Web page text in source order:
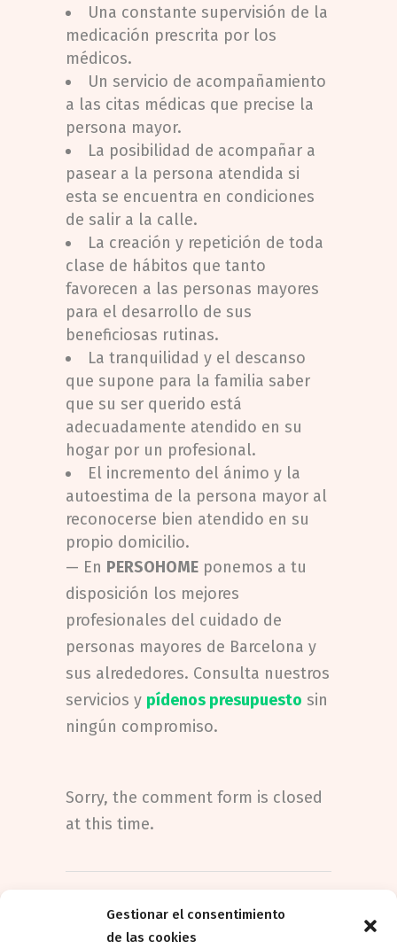
Gestionar el consentimiento
de las cookies
Una constante supervisión de la
medicación prescrita por los
médicos.
Un servicio de acompañamiento
a las citas médicas que precise la
persona mayor.
La posibilidad de acompañar a
pasear a la persona atendida si
esta se encuentra en condiciones
de salir a la calle.
La creación y repetición de toda
clase de hábitos que tanto
favorecen a las personas mayores
para el desarrollo de sus
beneficiosas rutinas.
La tranquilidad y el descanso
que supone para la familia saber
que su ser querido está
adecuadamente atendido en su
hogar por un profesional.
El incremento del ánimo y la
autoestima de la persona mayor al
reconocerse bien atendido en su
propio domicilio.
— En PERSOHOME ponemos a tu
disposición los mejores
profesionales del cuidado de
personas mayores de Barcelona y
sus alrededores. Consulta nuestros
servicios y pídenos presupuesto sin
ningún compromiso.
Sorry, the comment form is closed
at this time.